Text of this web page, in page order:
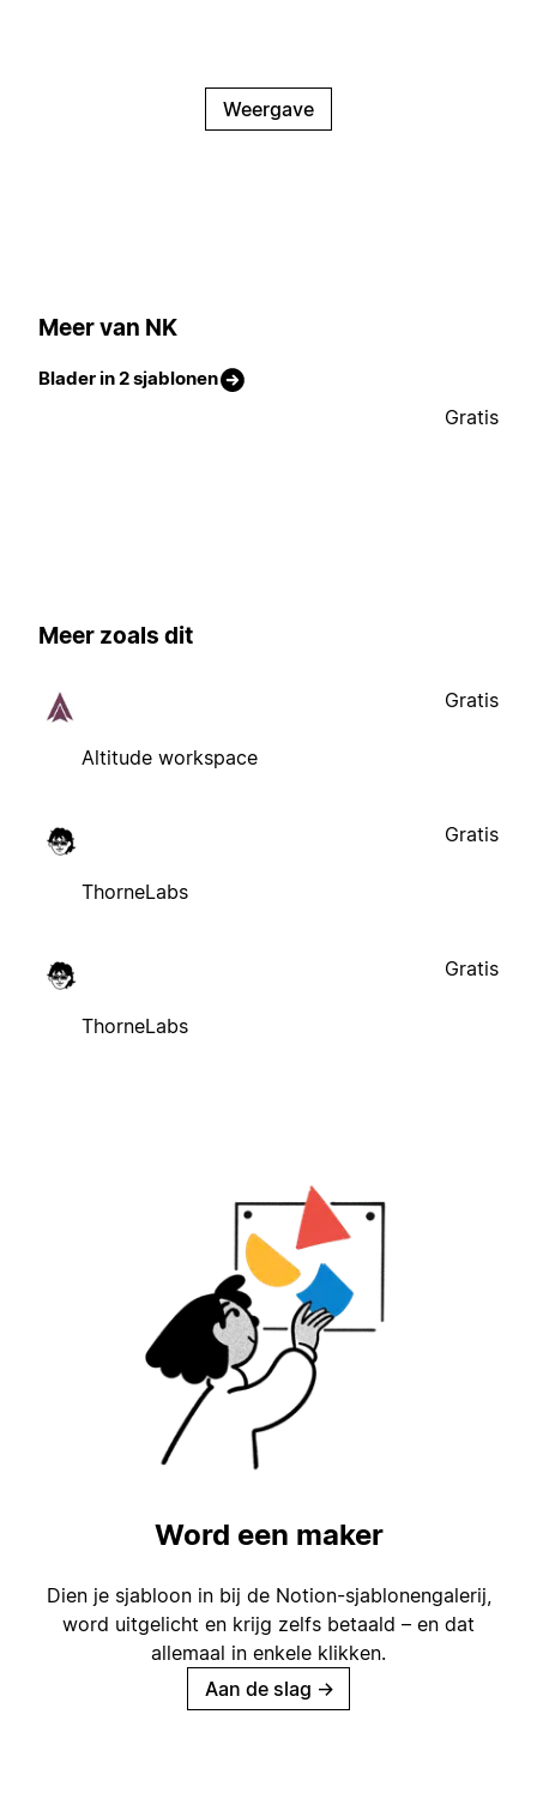
Weergave
Meer van NK
Blader in 2 sjablonen
Gratis
Meer zoals dit
Altitude workspace
Gratis
ThorneLabs
Gratis
ThorneLabs
Gratis
Word een maker
Dien je sjabloon in bij de Notion-sjablonengalerij,
word uitgelicht en krijg zelfs betaald – en dat
allemaal in enkele klikken.
Aan de slag →